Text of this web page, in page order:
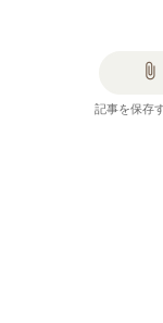
attach_file
記事を保存